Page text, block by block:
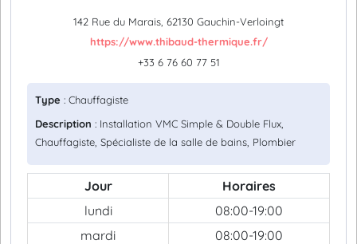
142 Rue du Marais, 62130 Gauchin-Verloingt
https://www.thibaud-thermique.fr/
+33 6 76 60 77 51
Type : Chauffagiste
Description : Installation VMC Simple & Double Flux,
Chauffagiste, Spécialiste de la salle de bains, Plombier
Jour
Horaires
lundi
08:00-19:00
mardi
08:00-19:00